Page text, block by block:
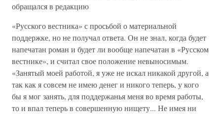
обращался в редакцию
«Русского вестника» с просьбой о материальной
поддержке, но не получал ответа. Он не знал, когда будет
напечатан роман и будет ли вообще напечатан в «Русском
вестнике», и считал свое положение невыносимым.
«Занятый моей работой, я уже не искал никакой другой, а
так как я совсем не имею денег и никого теперь, у кого
бы я мог занять, для поддержанья меня во время работы,
то и впал теперь в совершенную нищету... Не имея ни